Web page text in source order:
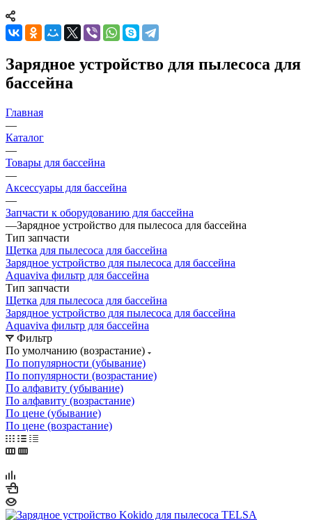
Зарядное устройство для пылесоса для
бассейна
Главная
—
Каталог
—
Товары для бассейна
—
Аксессуары для бассейна
—
Запчасти к оборудованию для бассейна
—Зарядное устройство для пылесоса для бассейна
Тип запчасти
Щетка для пылесоса для бассейна
Зарядное устройство для пылесоса для бассейна
Aquaviva фильтр для бассейна
Тип запчасти
Щетка для пылесоса для бассейна
Зарядное устройство для пылесоса для бассейна
Aquaviva фильтр для бассейна
Фильтр
По умолчанию (возрастание)
По популярности (убывание)
По популярности (возрастание)
По алфавиту (убывание)
По алфавиту (возрастание)
По цене (убывание)
По цене (возрастание)